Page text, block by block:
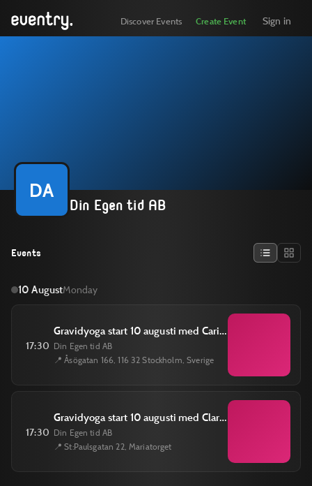
Discover Events Create Event Sign in
DA
Din Egen tid AB
Events
10 AugustMonday
17:30
Gravidyoga start 10 augusti med Carina Schûtt måndagar kl 17.30 till 18.45
Din Egen tid AB
📍 Åsögatan 166, 116 32 Stockholm, Sverige
17:30
Gravidyoga start 10 augusti med Clara Nelzén måndagar kl 17.30 till 18.45
Din Egen tid AB
📍 St:Paulsgatan 22, Mariatorget